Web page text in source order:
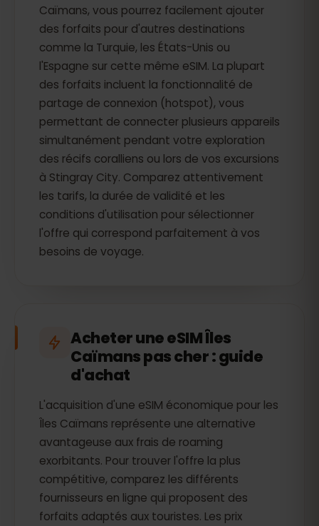
Caïmans, vous pourrez facilement ajouter
des forfaits pour d'autres destinations
comme la Turquie, les États-Unis ou
l'Espagne sur cette même eSIM. La plupart
des forfaits incluent la fonctionnalité de
partage de connexion (hotspot), vous
permettant de connecter plusieurs appareils
simultanément pendant votre exploration
des récifs coralliens ou lors de vos excursions
à Stingray City. Comparez attentivement
les tarifs, la durée de validité et les
conditions d'utilisation pour sélectionner
l'offre qui correspond parfaitement à vos
besoins de voyage.
Acheter une eSIM Îles
Caïmans pas cher : guide
d'achat
L'acquisition d'une eSIM économique pour les
Îles Caïmans représente une alternative
avantageuse aux frais de roaming
exorbitants. Pour trouver l'offre la plus
compétitive, comparez les différents
fournisseurs en ligne qui proposent des
forfaits adaptés aux touristes. Les prix